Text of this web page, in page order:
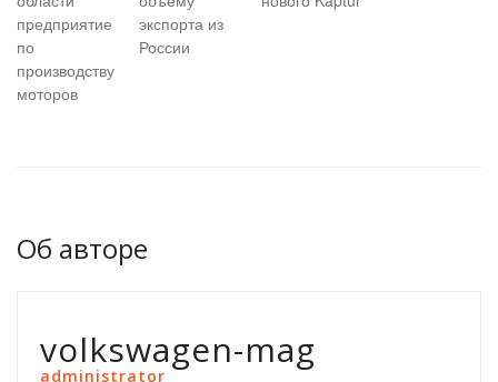
предприятие
по
производству
моторов
экспорта из
России
Об авторе
volkswagen-mag
administrator